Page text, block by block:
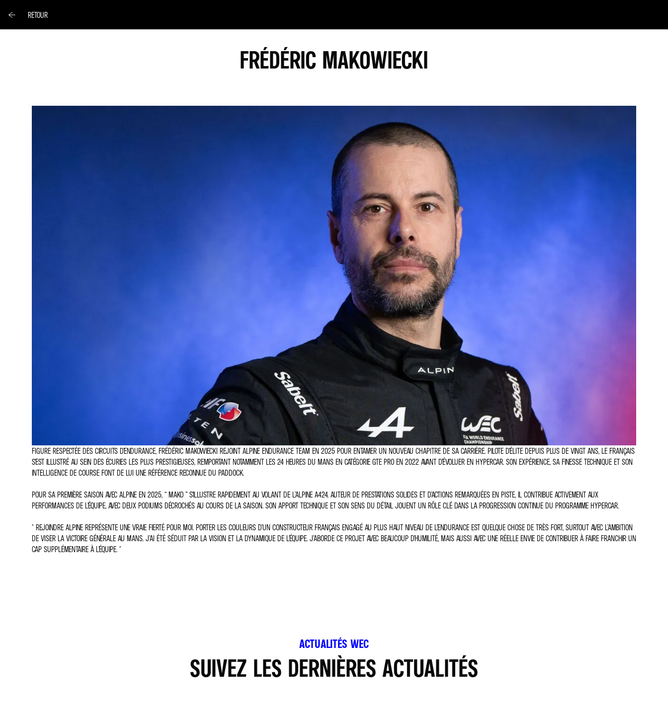
RETOUR
FRÉDÉRIC MAKOWIECKI
FIGURE RESPECTÉE DES CIRCUITS D’ENDURANCE, FRÉDÉRIC MAKOWIECKI REJOINT ALPINE ENDURANCE TEAM EN 2025 POUR ENTAMER UN NOUVEAU CHAPITRE DE SA CARRIÈRE. PILOTE D’ÉLITE DEPUIS PLUS DE VINGT ANS, LE FRANÇAIS
S’EST ILLUSTRÉ AU SEIN DES ÉCURIES LES PLUS PRESTIGIEUSES, REMPORTANT NOTAMMENT LES 24 HEURES DU MANS EN CATÉGORIE GTE PRO EN 2022 AVANT D’ÉVOLUER EN HYPERCAR. SON EXPÉRIENCE, SA FINESSE TECHNIQUE ET SON
INTELLIGENCE DE COURSE FONT DE LUI UNE RÉFÉRENCE RECONNUE DU PADDOCK.
POUR SA PREMIÈRE SAISON AVEC ALPINE EN 2025, “ MAKO ” S’ILLUSTRE RAPIDEMENT AU VOLANT DE L’ALPINE A424. AUTEUR DE PRESTATIONS SOLIDES ET D’ACTIONS REMARQUÉES EN PISTE, IL CONTRIBUE ACTIVEMENT AUX
PERFORMANCES DE L’ÉQUIPE, AVEC DEUX PODIUMS DÉCROCHÉS AU COURS DE LA SAISON. SON APPORT TECHNIQUE ET SON SENS DU DÉTAIL JOUENT UN RÔLE CLÉ DANS LA PROGRESSION CONTINUE DU PROGRAMME HYPERCAR.
" REJOINDRE ALPINE REPRÉSENTE UNE VRAIE FIERTÉ POUR MOI. PORTER LES COULEURS D’UN CONSTRUCTEUR FRANÇAIS ENGAGÉ AU PLUS HAUT NIVEAU DE L’ENDURANCE EST QUELQUE CHOSE DE TRÈS FORT, SURTOUT AVEC L’AMBITION
DE VISER LA VICTOIRE GÉNÉRALE AU MANS. J’AI ÉTÉ SÉDUIT PAR LA VISION ET LA DYNAMIQUE DE L’ÉQUIPE. J’ABORDE CE PROJET AVEC BEAUCOUP D’HUMILITÉ, MAIS AUSSI AVEC UNE RÉELLE ENVIE DE CONTRIBUER À FAIRE FRANCHIR UN
CAP SUPPLÉMENTAIRE À L’ÉQUIPE. "
ACTUALITÉS WEC
SUIVEZ LES DERNIÈRES ACTUALITÉS